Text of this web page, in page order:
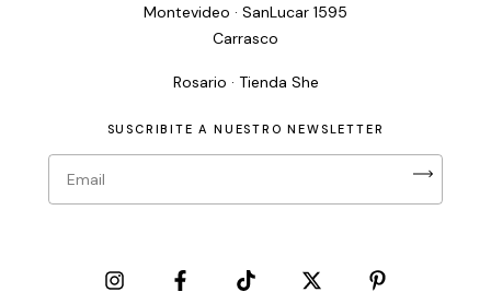
Montevideo · SanLucar 1595
Carrasco
Rosario · Tienda She
SUSCRIBITE A NUESTRO NEWSLETTER